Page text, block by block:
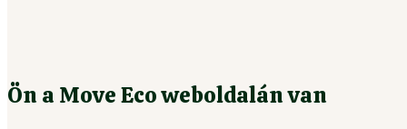
Ön a Move Eco weboldalán van